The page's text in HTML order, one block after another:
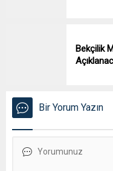
Bekçilik
Bir Yorum Yazın